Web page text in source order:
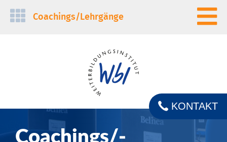
Navigation
Coachings/­Lehrgänge
Coachings/­
KONTAKT